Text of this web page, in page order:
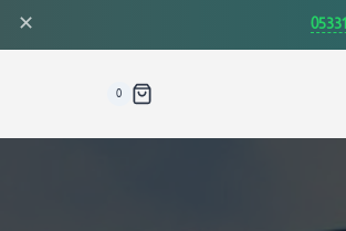
✕
0